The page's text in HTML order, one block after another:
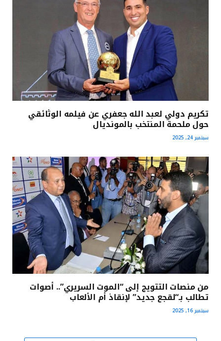
تكريم دولي لعبد الله جعفري عن فيلمه الوثائقي
حول ملحمة المنتخب بالمونديال
سبتمبر 24, 2025
من منصات التتويج إلى “الموت السريري”.. أصوات
تطالب بـ“لقجع جديد” لإنقاذ أم الألعاب
سبتمبر 16, 2025